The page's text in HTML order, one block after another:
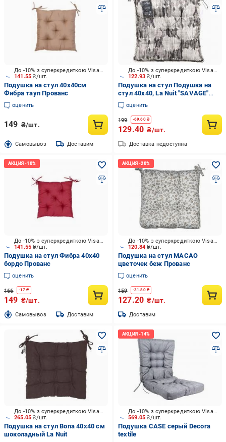
141.55₴/шт.
До -10% з суперкредиткою Visa Вигода
Подушка на стул 40х40см
Фибра тауп Прованс
оценить
149 ₴/шт.
Cамовывоз Доставим
122.93₴/шт.
До -10% з суперкредиткою Visa Вигода
Подушка на стул Подушка на
стул 40х40, La Nuit "SAVAGE"
мрамор La Nuit
оценить
199 -69.60₴
129.40 ₴/шт.
Доставка недоступна
141.55₴/шт.
До -10% з суперкредиткою Visa Вигода
Подушка на стул Фибра 40х40
бордо Прованс
оценить
166 -17 ₴
149 ₴/шт.
Cамовывоз Доставим
120.84₴/шт.
До -10% з суперкредиткою Visa Вигода
Подушка на стул МАСАО
цветочек беж Прованс
оценить
159 -31.80₴
127.20 ₴/шт.
Доставим
265.05₴/шт.
До -10% з суперкредиткою Visa Вигода
Подушка на стул Bona 40x40 см
шоколадный La Nuit
569.05₴/шт.
До -10% з суперкредиткою Visa Вигода
Подушка CASE серый Decora
textile